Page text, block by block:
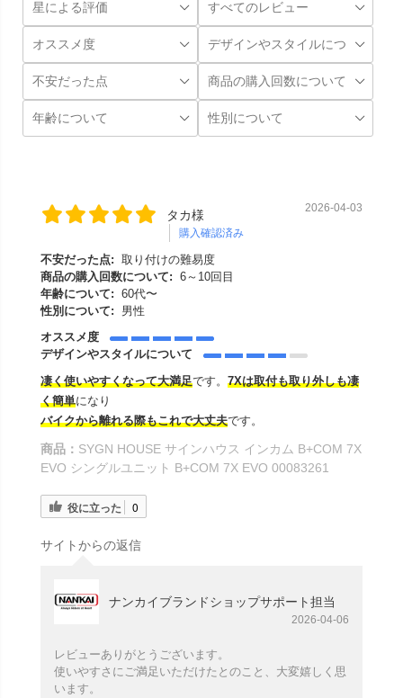
タカ様
購入確認済み
2026-04-03
不安だった点: 取り付けの難易度
商品の購入回数について: 6～10回目
年齢について: 60代〜
性別について:
男性
オススメ度
デザインやスタイルについて
凄く使いやすくなって大満足です。 7Xは取付も取り外しも凄
く簡単になり
バイクから離れる際もこれで大丈夫です。
商品： SYGN HOUSE サインハウス インカム B+COM 7X
EVO シングルユニット B+COM 7X EVO 00083261
役に立った 0
サイトからの返信
ナンカイブランドショップサポート担当
2026-04-06
レビューありがとうございます。
使いやすさにご満足いただけたとのこと、大変嬉しく思
います。